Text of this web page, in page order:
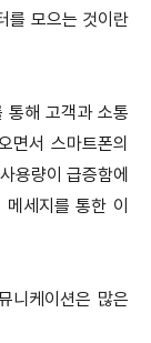
를 모으는 것이란
통해 고객과 소통
면서 스마트폰의
용량이 급증함에
세지를 통한 이
니케이션은 많은